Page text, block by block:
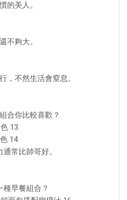
美人。
夠大。
不然生活會窒息。
你比較喜歡？
13
14
常比帥哥好。
早餐組合？